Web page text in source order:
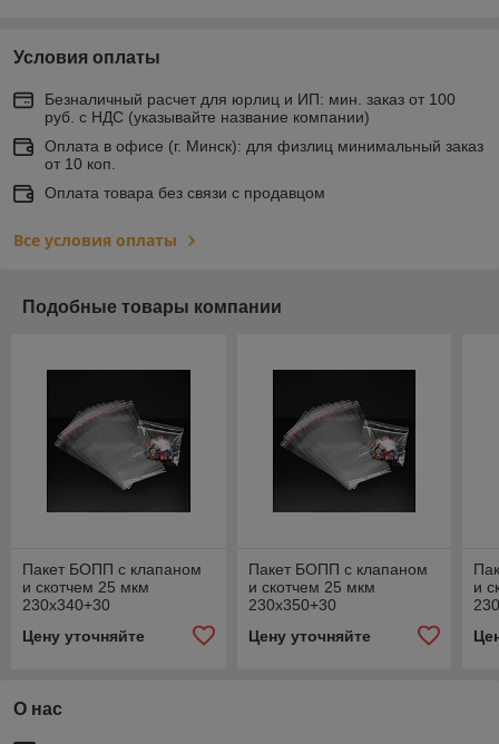
Условия оплаты
Безналичный расчет для юрлиц и ИП: мин. заказ от 100
руб. с НДС (указывайте название компании)
Оплата в офисе (г. Минск): для физлиц минимальный заказ
от 10 коп.
Оплата товара без связи с продавцом
Все условия оплаты
Подобные товары компании
Пакет БОПП с клапаном
и скотчем 25 мкм
230х340+30
Цену уточняйте
Пакет БОПП с клапаном
и скотчем 25 мкм
230х350+30
Цену уточняйте
и
О нас